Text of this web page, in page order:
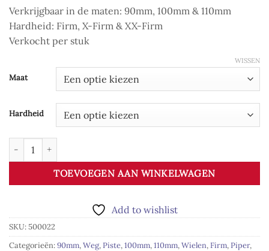
Verkrijgbaar in de maten: 90mm, 100mm & 110mm
Hardheid: Firm, X-Firm & XX-Firm
Verkocht per stuk
Maat
Hardheid
WISSEN
Piper Time aantal
TOEVOEGEN AAN WINKELWAGEN
Add to wishlist
SKU:500022
Categorieën:90mm,Weg,Piste,100mm,110mm,Wielen,Firm,Piper,